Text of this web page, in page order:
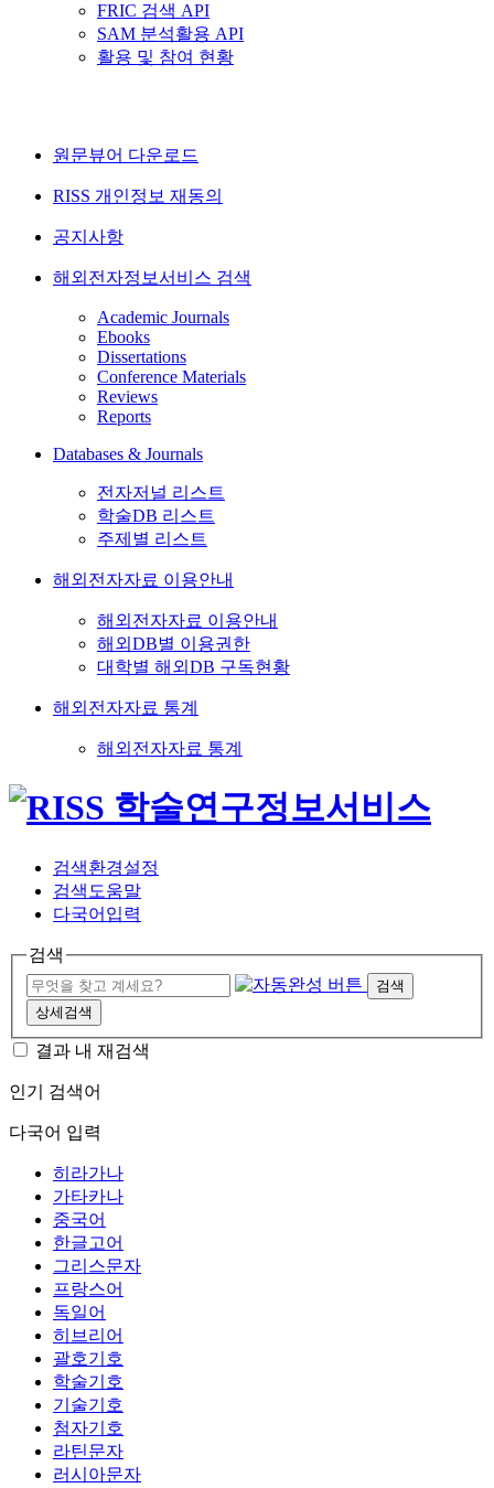
FRIC 검색 API
SAM 분석활용 API
활용 및 참여 현황
원문뷰어 다운로드
RISS 개인정보 재동의
공지사항
해외전자정보서비스 검색
Academic Journals
Ebooks
Dissertations
Conference Materials
Reviews
Reports
Databases & Journals
전자저널 리스트
학술DB 리스트
주제별 리스트
해외전자자료 이용안내
해외전자자료 이용안내
해외DB별 이용권한
대학별 해외DB 구독현황
해외전자자료 통계
해외전자자료 통계
검색환경설정
검색도움말
다국어입력
검색
검색
상세검색
결과 내 재검색
인기 검색어
다국어 입력
히라가나
가타카나
중국어
한글고어
그리스문자
프랑스어
독일어
히브리어
괄호기호
학술기호
기술기호
첨자기호
라틴문자
러시아문자